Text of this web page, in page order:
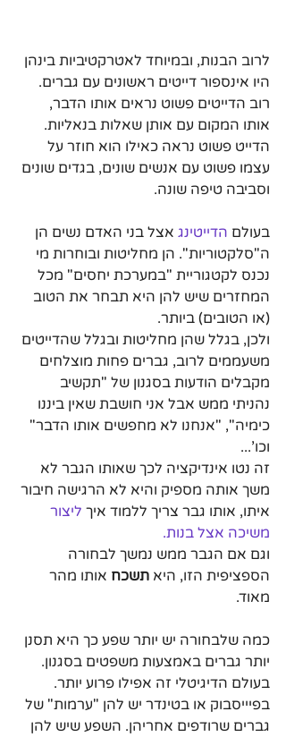
לרוב הבנות, ובמיוחד לאטרקטיביות בינהן
היו אינספור דייטים ראשונים עם גברים.
רוב הדייטים פשוט נראים אותו הדבר,
אותו המקום עם אותן שאלות בנאליות.
הדייט פשוט נראה כאילו הוא חוזר על
עצמו פשוט עם אנשים שונים, בגדים שונים
וסביבה טיפה שונה.
בעולם הדייטינג אצל בני האדם נשים הן
ה"סלקטוריות". הן מחליטות ובוחרות מי
נכנס לקטגוריית "במערכת יחסים" מכל
המחזרים שיש להן היא תבחר את הטוב
(או הטובים) ביותר.
ולכן, בגלל שהן מחליטות ובגלל שהדייטים
משעממים לרוב, גברים פחות מוצלחים
מקבלים הודעות בסגנון של "תקשיב
נהניתי ממש אבל אני חושבת שאין ביננו
כימיה", "אנחנו לא מחפשים אותו הדבר"
וכו'...
זה נטו אינדיקציה לכך שאותו הגבר לא
משך אותה מספיק והיא לא הרגישה חיבור
איתו, אותו גבר צריך ללמוד איך ליצור
משיכה אצל בנות.
וגם אם הגבר ממש נמשך לבחורה
הספציפית הזו, היא תשכח אותו מהר
מאוד.
כמה שלבחורה יש יותר שפע כך היא תסנן
יותר גברים באמצעות משפטים בסגנון.
בעולם הדיגיטלי זה אפילו פרוע יותר.
בפיייסבוק או בטינדר יש להן "ערמות" של
גברים שרודפים אחריהן. השפע שיש להן